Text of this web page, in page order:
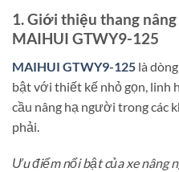
1. Giới thiệu thang
MAIHUI GTWY9-125
MAIHUI GTWY9-125 là
bật với thiết kế nhỏ gọn, linh
cầu nâng hạ người trong các
phải.
Ưu điểm nổi bật của xe nâng